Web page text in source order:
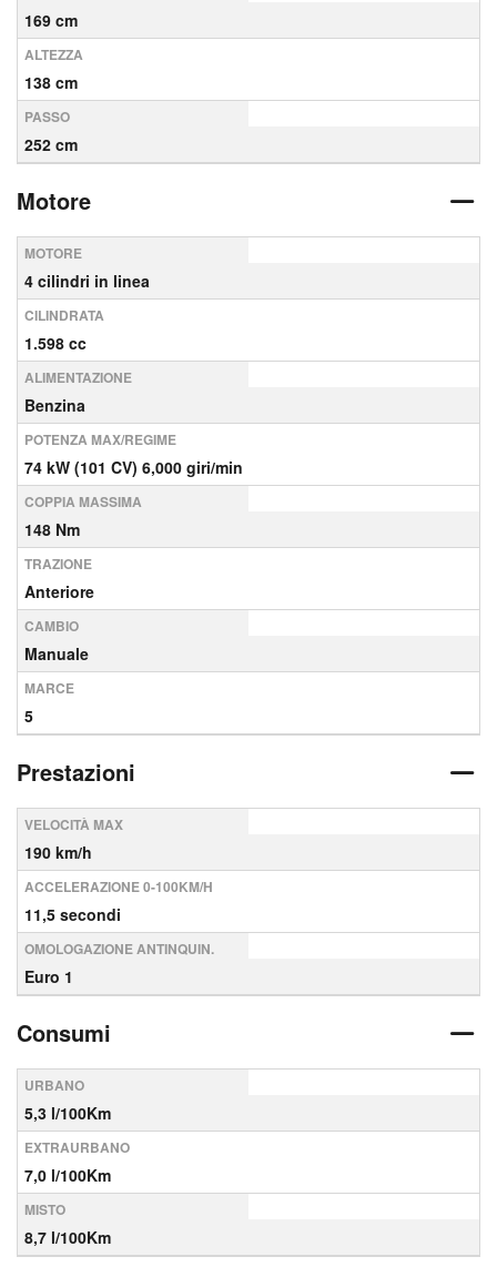
169 cm
ALTEZZA
138 cm
PASSO
252 cm
Motore
MOTORE
4 cilindri in linea
CILINDRATA
1.598 cc
ALIMENTAZIONE
Benzina
POTENZA MAX/REGIME
74 kW (101 CV) 6,000 giri/min
COPPIA MASSIMA
148 Nm
TRAZIONE
Anteriore
CAMBIO
Manuale
MARCE
5
Prestazioni
VELOCITÀ MAX
190 km/h
ACCELERAZIONE 0-100KM/H
11,5 secondi
OMOLOGAZIONE ANTINQUIN.
Euro 1
Consumi
URBANO
5,3 l/100Km
EXTRAURBANO
7,0 l/100Km
MISTO
8,7 l/100Km